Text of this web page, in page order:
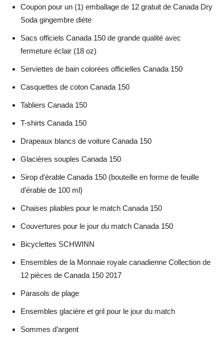
Coupon pour un (1) emballage de 12 gratuit de Canada Dry
Soda gingembre diète
Sacs officiels Canada 150 de grande qualité avec
fermeture éclair (18 oz)
Serviettes de bain colorées officielles Canada 150
Casquettes de coton Canada 150
Tabliers Canada 150
T-shirts Canada 150
Drapeaux blancs de voiture Canada 150
Glacières souples Canada 150
Sirop d’érable Canada 150 (bouteille en forme de feuille
d’érable de 100 ml)
Chaises pliables pour le match Canada 150
Couvertures pour le jour du match Canada 150
Bicyclettes SCHWINN
Ensembles de la Monnaie royale canadienne Collection de
12 pièces de Canada 150 2017
Parasols de plage
Ensembles glacière et gril pour le jour du match
Sommes d’argent